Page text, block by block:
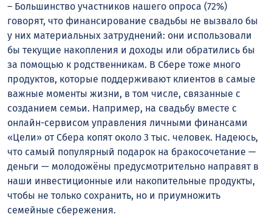
– Большинство участников нашего опроса (72%)
говорят, что финансирование свадьбы не вызвало бы
у них материальных затруднений: они использовали
бы текущие накопления и доходы или обратились бы
за помощью к родственникам. В Сбере тоже много
продуктов, которые поддерживают клиентов в самые
важные моменты жизни, в том числе, связанные с
созданием семьи. Например, на свадьбу вместе с
онлайн-сервисом управления личными финансами
«Цели» от Сбера копят около 3 тыс. человек. Надеюсь,
что самый популярный подарок на бракосочетание —
деньги — молодожёны предусмотрительно направят в
наши инвестиционные или накопительные продукты,
чтобы не только сохранить, но и приумножить
семейные сбережения.